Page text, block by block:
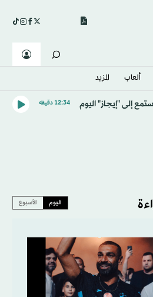
ألعاب المزيد
إلى "إيجاز" اليوم 12:34 دقيقه
اليوم الأسبوع